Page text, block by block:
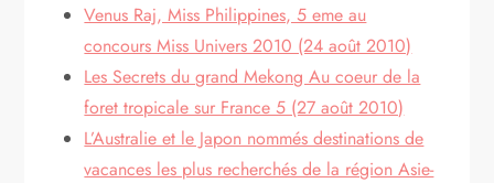
Venus Raj, Miss Philippines, 5 eme au
concours Miss Univers 2010 (24 août 2010)
Les Secrets du grand Mekong Au coeur de la
foret tropicale sur France 5 (27 août 2010)
L’Australie et le Japon nommés destinations de
vacances les plus recherchés de la région Asie-